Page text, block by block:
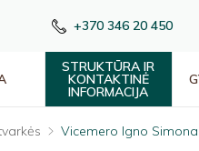
+370 346 20 450
STRUKTŪRA IR
KONTAKTINĖ
INFORMACIJA
Vicemero Igno